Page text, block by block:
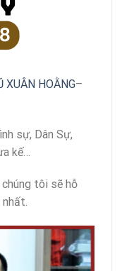
XUÂN HOẰNG–
sự, Dân Sự,
kế…
tôi sẽ hỗ